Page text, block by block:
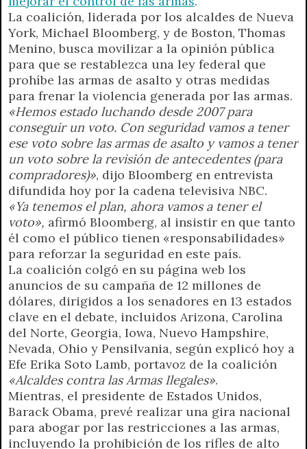
La coalición, liderada por los alcaldes de Nueva
York, Michael Bloomberg, y de Boston, Thomas
Menino, busca movilizar a la opinión pública
para que se restablezca una ley federal que
prohíbe las armas de asalto y otras medidas
para frenar la violencia generada por las armas.
«Hemos estado luchando desde 2007 para
conseguir un voto. Con seguridad vamos a tener
ese voto sobre las armas de asalto y vamos a tener
un voto sobre la revisión de antecedentes (para
compradores)», dijo Bloomberg en entrevista
difundida hoy por la cadena televisiva NBC.
«Ya tenemos el plan, ahora vamos a tener el
voto», afirmó Bloomberg, al insistir en que tanto
él como el público tienen «responsabilidades»
para reforzar la seguridad en este país.
La coalición colgó en su página web los
anuncios de su campaña de 12 millones de
dólares, dirigidos a los senadores en 13 estados
clave en el debate, incluidos Arizona, Carolina
del Norte, Georgia, Iowa, Nuevo Hampshire,
Nevada, Ohio y Pensilvania, según explicó hoy a
Efe Erika Soto Lamb, portavoz de la coalición
«Alcaldes contra las Armas Ilegales».
Mientras, el presidente de Estados Unidos,
Barack Obama, prevé realizar una gira nacional
para abogar por las restricciones a las armas,
incluyendo la prohibición de los rifles de alto